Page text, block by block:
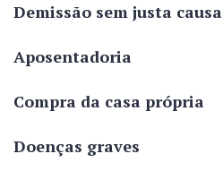
Demissão sem justa causa
Aposentadoria
Compra da casa própria
Doenças graves